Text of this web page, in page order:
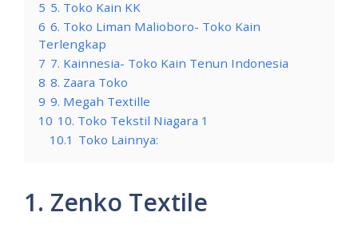
5 5. Toko Kain KK
6 6. Toko Liman Malioboro- Toko Kain
Terlengkap
7 7. Kainnesia- Toko Kain Tenun Indonesia
8 8. Zaara Toko
9 9. Megah Textille
10 10. Toko Tekstil Niagara 1
10.1 Toko Lainnya:
1. Zenko Textile